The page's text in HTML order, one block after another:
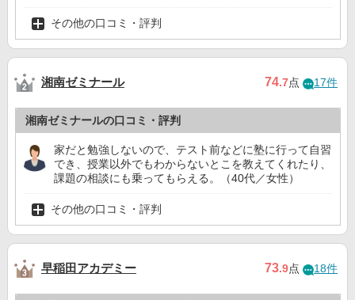
その他の口コミ・評判
湘南ゼミナール 74.7点 17件
湘南ゼミナールの口コミ・評判
家だと勉強しないので、テスト前などに塾に行って自習
でき、授業以外でもわからないとこを教えてくれたり、
課題の相談にも乗ってもらえる。（40代／女性）
その他の口コミ・評判
早稲田アカデミー 73.9点 18件